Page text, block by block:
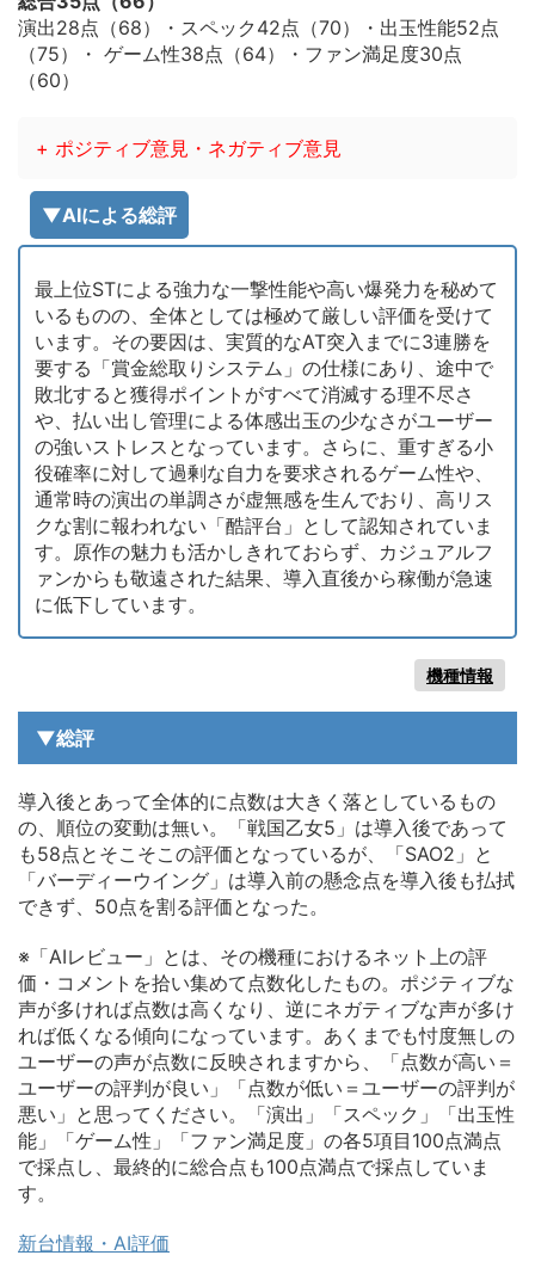
演出28点（68）・スペック42点（70）・出玉性能52点
（75）・ ゲーム性38点（64）・ファン満足度30点
（60）
+ ポジティブ意見・ネガティブ意見
▼AIによる総評
最上位STによる強力な一撃性能や高い爆発力を秘めて
いるものの、全体としては極めて厳しい評価を受けて
います。その要因は、実質的なAT突入までに3連勝を
要する「賞金総取りシステム」の仕様にあり、途中で
敗北すると獲得ポイントがすべて消滅する理不尽さ
や、払い出し管理による体感出玉の少なさがユーザー
の強いストレスとなっています。さらに、重すぎる小
役確率に対して過剰な自力を要求されるゲーム性や、
通常時の演出の単調さが虚無感を生んでおり、高リス
クな割に報われない「酷評台」として認知されていま
す。原作の魅力も活かしきれておらず、カジュアルフ
ァンからも敬遠された結果、導入直後から稼働が急速
に低下しています。
機種情報
▼総評
導入後とあって全体的に点数は大きく落としているもの
の、順位の変動は無い。「戦国乙女5」は導入後であって
も58点とそこそこの評価となっているが、「SAO2」と
「バーディーウイング」は導入前の懸念点を導入後も払拭
できず、50点を割る評価となった。
※「AIレビュー」とは、その機種におけるネット上の評
価・コメントを拾い集めて点数化したもの。ポジティブな
声が多ければ点数は高くなり、逆にネガティブな声が多け
れば低くなる傾向になっています。あくまでも忖度無しの
ユーザーの声が点数に反映されますから、「点数が高い＝
ユーザーの評判が良い」「点数が低い＝ユーザーの評判が
悪い」と思ってください。「演出」「スペック」「出玉性
能」「ゲーム性」「ファン満足度」の各5項目100点満点
で採点し、最終的に総合点も100点満点で採点していま
す。
新台情報・AI評価